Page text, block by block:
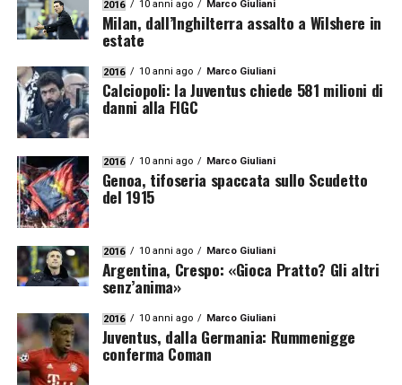
2016 10 anni ago Marco Giuliani
Milan, dall’Inghilterra assalto a Wilshere in
estate
2016 10 anni ago Marco Giuliani
Calciopoli: la Juventus chiede 581 milioni di
danni alla FIGC
2016 10 anni ago Marco Giuliani
Genoa, tifoseria spaccata sullo Scudetto
del 1915
2016 10 anni ago Marco Giuliani
Argentina, Crespo: «Gioca Pratto? Gli altri
senz’anima»
2016 10 anni ago Marco Giuliani
Juventus, dalla Germania: Rummenigge
conferma Coman